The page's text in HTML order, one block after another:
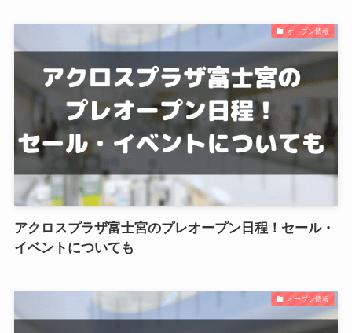
オープン情報
アクロスプラザ富士宮のプレオープン日程！セール・
イベントについても
オープン情報